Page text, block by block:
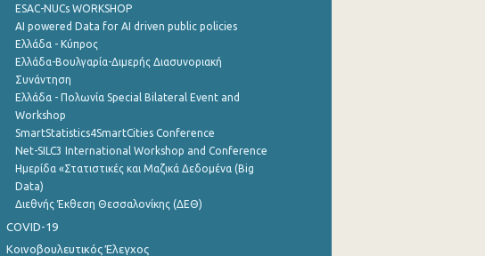
ESAC-NUCs WORKSHOP
AI powered Data for AI driven public policies
Ελλάδα - Κύπρος
Ελλάδα-Βουλγαρία-Διμερής Διασυνοριακή
Συνάντηση
Ελλάδα - Πολωνία Special Bilateral Event and
Workshop
SmartStatistics4SmartCities Conference
Net-SILC3 International Workshop and Conference
Ημερίδα «Στατιστικές και Μαζικά Δεδομένα (Big
Data)
Διεθνής Έκθεση Θεσσαλονίκης (ΔΕΘ)
COVID-19
Κοινοβουλευτικός Έλεγχος